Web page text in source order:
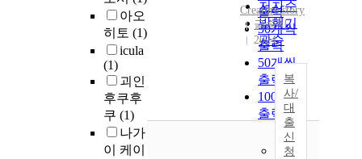
아오
히토 (1)
icula
(1)
괴인
후쿠후
쿠 (1)
나가
이 케이
저자순
발행기
관순
출력
30개씩
출력
50개씩
출력
100개씩
출력
Creature story
글송이
2024
복
사/
대
출
신
청